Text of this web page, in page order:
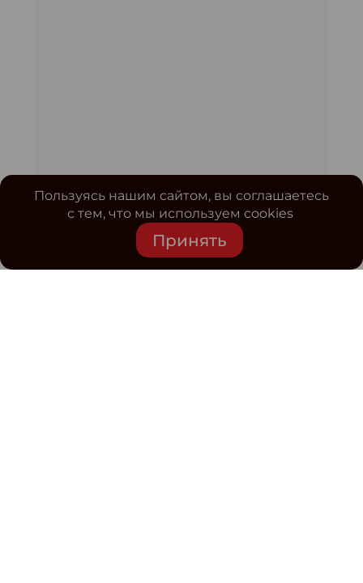
Пользуясь нашим сайтом, вы соглашаетесь
с тем, что мы используем cookies
Принять